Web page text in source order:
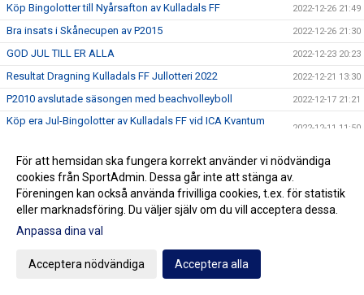
Köp Bingolotter till Nyårsafton av Kulladals FF 2022-12-26 21:49
Bra insats i Skånecupen av P2015 2022-12-26 21:30
GOD JUL TILL ER ALLA 2022-12-23 20:23
Resultat Dragning Kulladals FF Jullotteri 2022 2022-12-21 13:30
P2010 avslutade säsongen med beachvolleyboll 2022-12-17 21:21
Köp era Jul-Bingolotter av Kulladals FF vid ICA Kvantum
2022-12-11 11:50
Nyförvärv och återvändare till A-laget 2022-12-10 10:07
Cupseger för P09 2022-12-05 13:19
F09 i final i Olympic Cup 2022-11-21 21:11
Bra cupspel av P2015
P07 vann Olympic Cup
För att hemsidan ska fungera korrekt använder vi nödvändiga
cookies från SportAdmin. Dessa går inte att stänga av.
Föreningen kan också använda frivilliga cookies, t.ex. för statistik
eller marknadsföring. Du väljer själv om du vill acceptera dessa.
Anpassa dina val
Acceptera nödvändiga Acceptera alla